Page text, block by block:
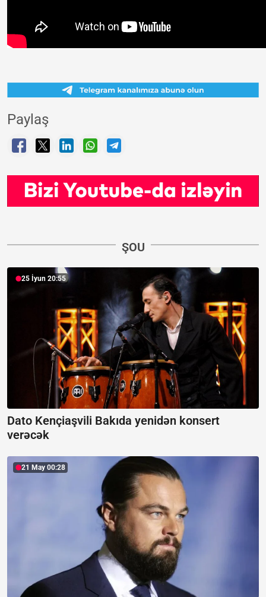
Paylaş
ŞOU
25 İyun 20:55
Dato Kençiaşvili Bakıda yenidən konsert
verəcək
21 May 00:28